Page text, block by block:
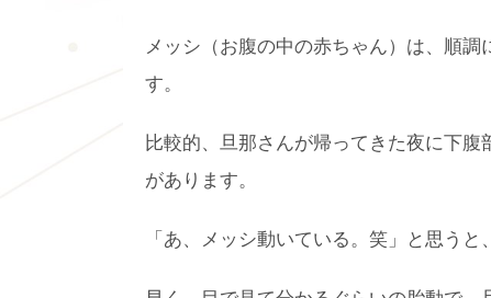
メッシ（お腹の中の赤ちゃん）は、順
す。
比較的、旦那さんが帰ってきた夜に下
があります。
「あ、メッシ動いている。笑」と思う